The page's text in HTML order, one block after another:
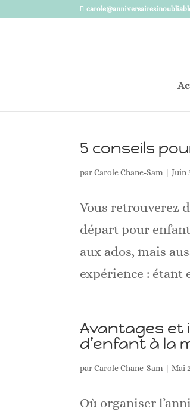
5 conseils
parCarole Chane-Sam |Juin
Vous retrouverez
départ pour
aux ados, mais
expérience : étant
Avantages
d’enfant à la
parCarole Chane-Sam |Mai
Où organiser